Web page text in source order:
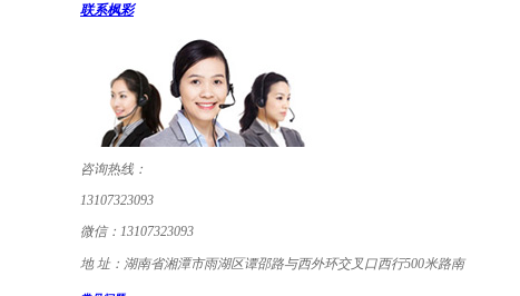
联系枫彩
咨询热线：
13107323093
微信： 13107323093
地 址： 湖南省湘潭市雨湖区谭邵路与西外环交叉口西行500米路南